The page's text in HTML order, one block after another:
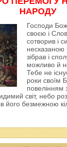
НАРОДУ
Господи
своєю і
сотворив і
несказаною
зібрав і
можливо й
Тебе не
роки своїм
повелінням
світ, небо
його безмежною